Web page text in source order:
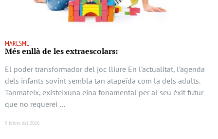
MARESME
Més enllà de les extraescolars:
El poder transformador del joc lliure En l’actualitat, l’agenda
dels infants sovint sembla tan atapeïda com la dels adults.
Tanmateix, existeixuna eina fonamental per al seu èxit futur
que no requerei …
9 febrer del 2026